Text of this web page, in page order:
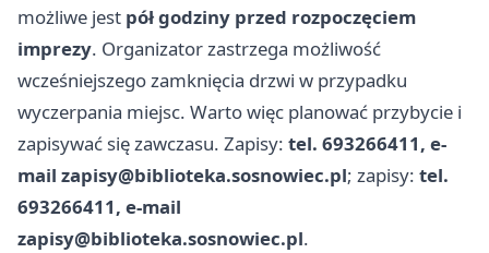
możliwe jest pół godziny przed rozpoczęciem
imprezy. Organizator zastrzega możliwość
wcześniejszego zamknięcia drzwi w przypadku
wyczerpania miejsc. Warto więc planować przybycie i
zapisywać się zawczasu. Zapisy: tel. 693266411, e-
mail zapisy@biblioteka.sosnowiec.pl; zapisy: tel.
693266411, e-mail
zapisy@biblioteka.sosnowiec.pl.